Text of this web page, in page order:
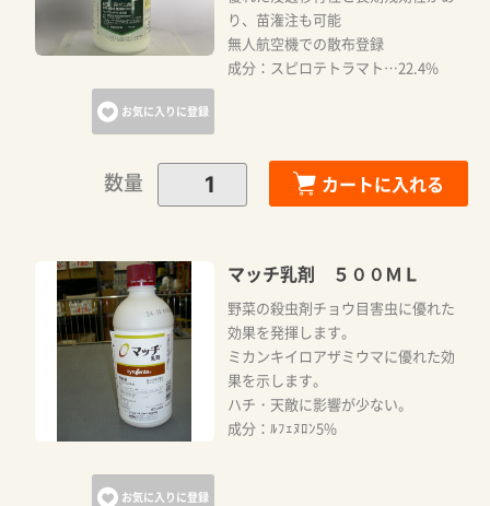
お気に入りに登録
り、苗潅注も可能
無人航空機での散布登録
成分：スピロテトラマト…22.4%
数量 カートに入れる
お気に入りに登録
マッチ乳剤 ５００ＭＬ
野菜の殺虫剤チョウ目害虫に優れた
効果を発揮します。
ミカンキイロアザミウマに優れた効
果を示します。
ハチ・天敵に影響が少ない。
成分：ﾙﾌｪﾇﾛﾝ5%